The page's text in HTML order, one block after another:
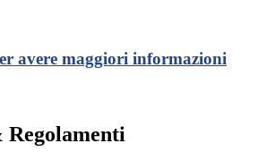
avere maggiori informazioni
Regolamenti